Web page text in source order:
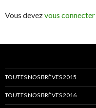
Vous devezvous connecter
TOUTES NOS BRÈVES 2015
TOUTES NOS BRÈVES 2016